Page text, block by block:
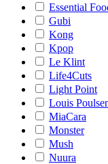
Essential
Gubi
Kong
Kpop
Le Klint
Life4Cuts
Light Point
Louis
MiaCara
Monster
Mush
Nuura